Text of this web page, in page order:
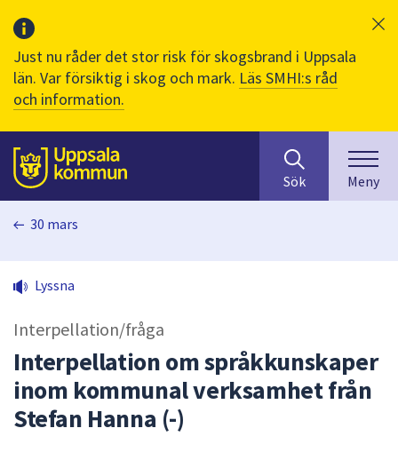
Just nu råder det stor risk för skogsbrand i Uppsala
län. Var försiktig i skog och mark. Läs SMHI:s råd
och information.
Till sidans
huvudinnehåll
efter
innehåll
på
sökfältet
kommer
sökförslag
Sök Meny
30 mars
Lyssna
Interpellation/fråga
Interpellation om språkkunskaper
inom kommunal verksamhet från
Stefan Hanna (-)